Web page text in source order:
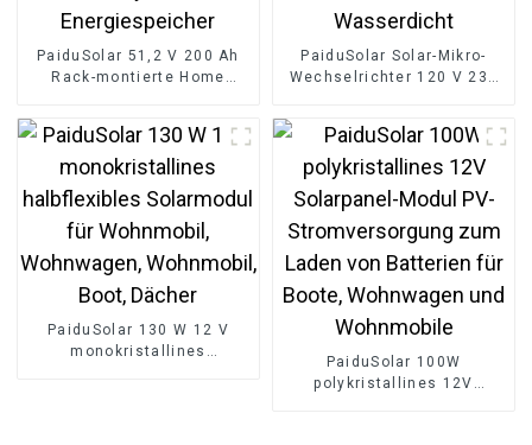
PaiduSolar 51,2 V 200 Ah
Rack-montierte Home
Energiespeicher
PaiduSolar Solar-Mikro-
Wechselrichter 120 V 230
Wasserdicht
PaiduSolar 130 W 12 V
monokristallines
PaiduSolar 100W
polykristallines 12V